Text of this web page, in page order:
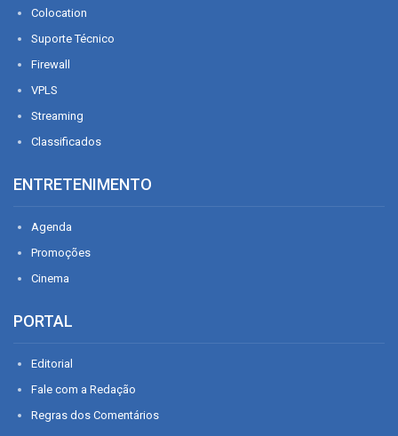
Colocation
Suporte Técnico
Firewall
VPLS
Streaming
Classificados
ENTRETENIMENTO
Agenda
Promoções
Cinema
PORTAL
Editorial
Fale com a Redação
Regras dos Comentários